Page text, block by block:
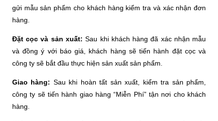
gửi mẫu sản phẩm cho khách hàng kiểm tra và xác nhận đơn
hàng.
Đặt cọc và sản xuất: Sau khi khách hàng đã xác nhận mẫu
và đồng ý với báo giá, khách hàng sẽ tiến hành đặt cọc và
công ty sẽ bắt đầu thực hiện sản xuất sản phẩm.
Giao hàng: Sau khi hoàn tất sản xuất, kiểm tra sản phẩm,
công ty sẽ tiến hành giao hàng “Miễn Phí” tận nơi cho khách
hàng.